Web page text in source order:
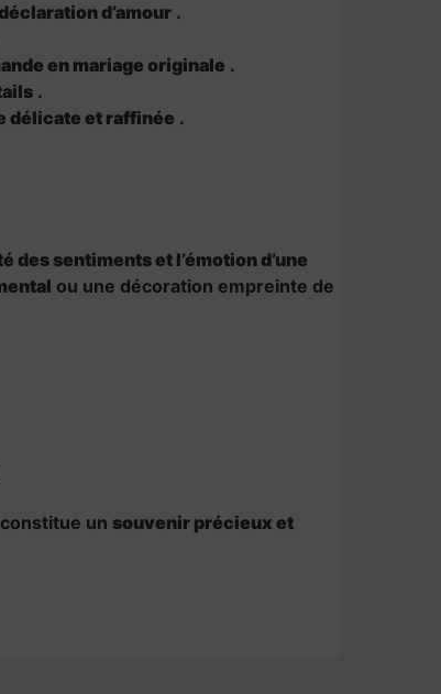
d’amour .
en mariage originale .
.
délicate et raffinée .
des sentiments et l’émotion d’une
ou une décoration empreinte de
un souvenir précieux et